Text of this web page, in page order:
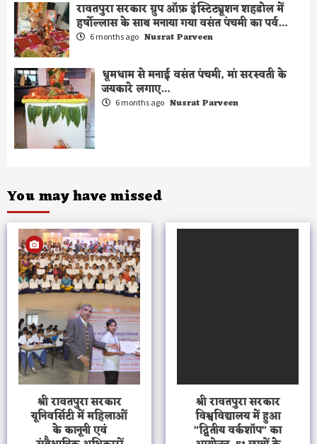
रावतपुरा सरकार ग्रुप ऑफ़ इंस्टिट्यूशन शहडोल में
हर्षोल्लास के साथ मनाया गया वसंत पंचमी का पर्व…
6 months ago Nusrat Parveen
धूमधाम से मनाई वसंत पंचमी, मां सरस्वती के
जयकारे लगाए…
6 months ago Nusrat Parveen
You may have missed
श्री रावतपुरा सरकार
यूनिवर्सिटी में महिलाओं
के कानूनी एवं
श्री रावतपुरा सरकार
विश्वविद्यालय में हुआ
”द्वितीय वर्कशॉप” का